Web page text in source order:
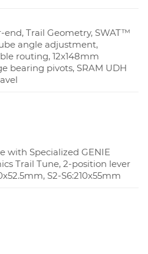
end, Trail Geometry, SWAT™
angle adjustment,
routing, 12x148mm
bearing pivots, SRAM UDH
with Specialized GENIE
Trail Tune, 2-position lever
S2-S6:210x55mm